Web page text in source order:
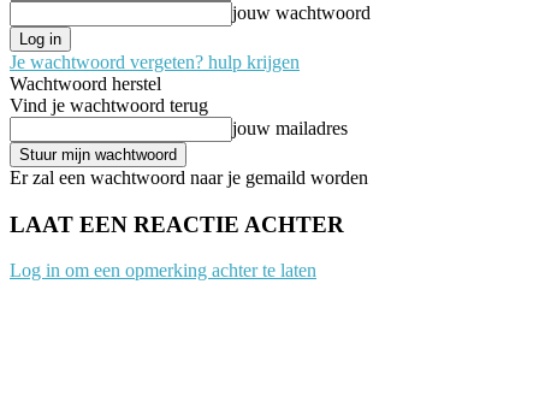
jouw wachtwoord
Je wachtwoord vergeten? hulp krijgen
Wachtwoord herstel
Vind je wachtwoord terug
jouw mailadres
Er zal een wachtwoord naar je gemaild worden
LAAT EEN REACTIE ACHTER
Log in om een opmerking achter te laten